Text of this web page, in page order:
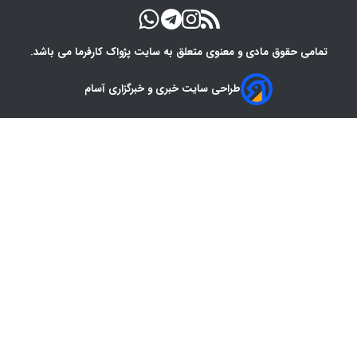
تمامی حقوق مادی و معنوی متعلق به سایت پژواک کارفرما می باشد.
طراحی سایت خبری و خبرگزاری آسام